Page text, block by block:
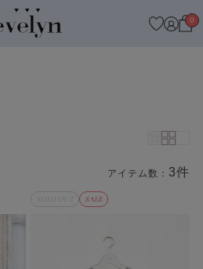
0
アイテム数： 3件
SALE